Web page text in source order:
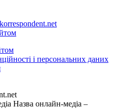
і персональних даних
Назва онлайн-медіа –